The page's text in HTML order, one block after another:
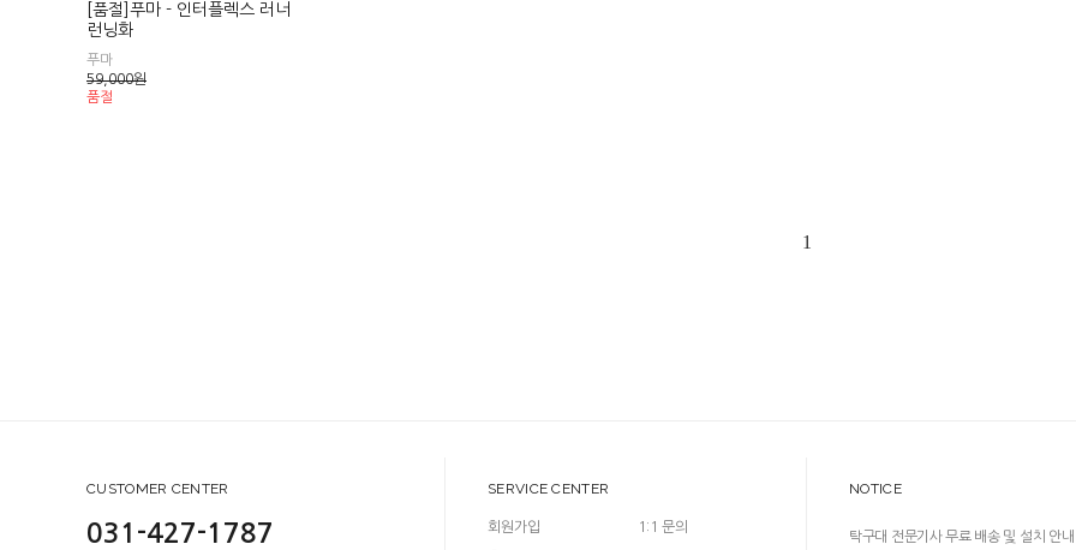
[품절]푸마 - 인터플렉스 러너
런닝화
푸마
59,000원
품절
1
CUSTOMER CENTER
031-427-1787
SERVICE CENTER
회원가입 1:1 문의
NOTICE
탁구대 전문기사 무료 배송 및 설치 안내